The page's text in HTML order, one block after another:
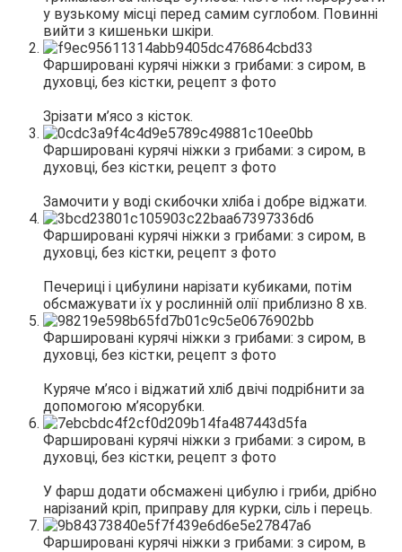
у вузькому місці перед самим суглобом. Повинні
вийти з кишеньки шкіри.
Зрізати м’ясо з кісток.
Замочити у воді скибочки хліба і добре віджати.
Печериці і цибулини нарізати кубиками, потім
обсмажувати їх у рослинній олії приблизно 8 хв.
Куряче м’ясо і віджатий хліб двічі подрібнити за
допомогою м’ясорубки.
У фарш додати обсмажені цибулю і гриби, дрібно
нарізаний кріп, приправу для курки, сіль і перець.